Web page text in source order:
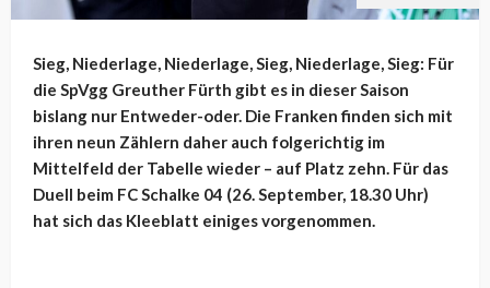
Sieg, Niederlage, Niederlage, Sieg, Niederlage, Sieg: Für
die SpVgg Greuther Fürth gibt es in dieser Saison
bislang nur Entweder-oder. Die Franken finden sich mit
ihren neun Zählern daher auch folgerichtig im
Mittelfeld der Tabelle wieder – auf Platz zehn. Für das
Duell beim FC Schalke 04 (26. September, 18.30 Uhr)
hat sich das Kleeblatt einiges vorgenommen.